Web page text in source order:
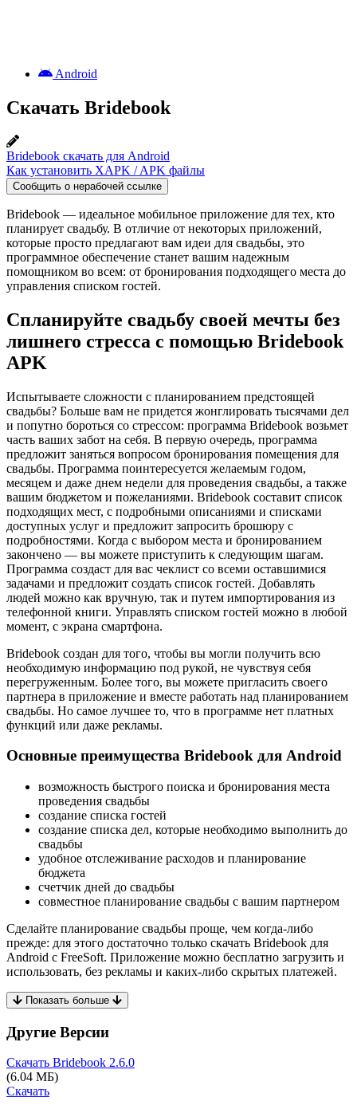
Android
Скачать Bridebook
Bridebook скачать для Android
Как установить XAPK / APK файлы
Сообщить о нерабочей ссылке
Bridebook — идеальное мобильное приложение для тех, кто
планирует свадьбу. В отличие от некоторых приложений,
которые просто предлагают вам идеи для свадьбы, это
программное обеспечение станет вашим надежным
помощником во всем: от бронирования подходящего места до
управления списком гостей.
Спланируйте свадьбу своей мечты без
лишнего стресса с помощью Bridebook
APK
Испытываете сложности с планированием предстоящей
свадьбы? Больше вам не придется жонглировать тысячами дел
и попутно бороться со стрессом: программа Bridebook возьмет
часть ваших забот на себя. В первую очередь, программа
предложит заняться вопросом бронирования помещения для
свадьбы. Программа поинтересуется желаемым годом,
месяцем и даже днем недели для проведения свадьбы, а также
вашим бюджетом и пожеланиями. Bridebook составит список
подходящих мест, с подробными описаниями и списками
доступных услуг и предложит запросить брошюру с
подробностями. Когда с выбором места и бронированием
закончено — вы можете приступить к следующим шагам.
Программа создаст для вас чеклист со всеми оставшимися
задачами и предложит создать список гостей. Добавлять
людей можно как вручную, так и путем импортирования из
телефонной книги. Управлять списком гостей можно в любой
момент, с экрана смартфона.
Bridebook создан для того, чтобы вы могли получить всю
необходимую информацию под рукой, не чувствуя себя
перегруженным. Более того, вы можете пригласить своего
партнера в приложение и вместе работать над планированием
свадьбы. Но самое лучшее то, что в программе нет платных
функций или даже рекламы.
Основные преимущества Bridebook для Android
возможность быстрого поиска и бронирования места
проведения свадьбы
создание списка гостей
создание списка дел, которые необходимо выполнить до
свадьбы
удобное отслеживание расходов и планирование
бюджета
счетчик дней до свадьбы
совместное планирование свадьбы с вашим партнером
Сделайте планирование свадьбы проще, чем когда-либо
прежде: для этого достаточно только скачать Bridebook для
Android с FreeSoft. Приложение можно бесплатно загрузить и
использовать, без рекламы и каких-либо скрытых платежей.
Показать больше
Другие Версии
Скачать Bridebook 2.6.0
(6.04 МБ)
Скачать